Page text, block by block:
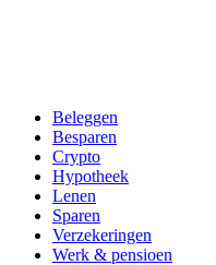
Beleggen
Besparen
Crypto
Hypotheek
Lenen
Sparen
Verzekeringen
Werk & pensioen